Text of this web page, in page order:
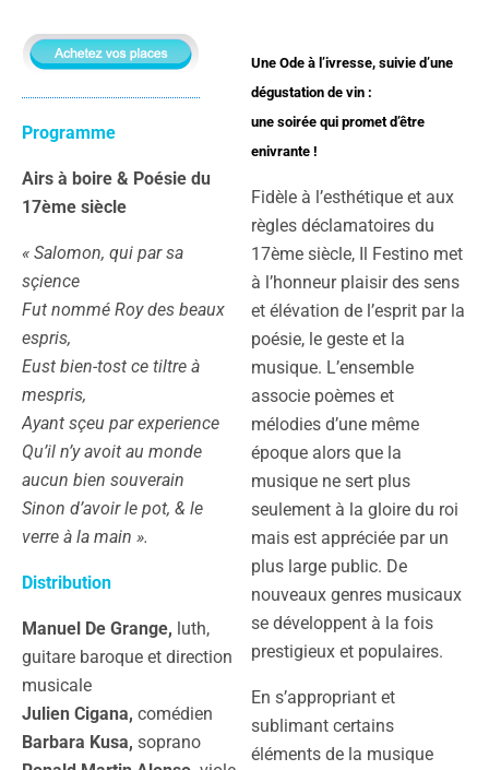
Programme
Airs à boire & Poésie du
17ème siècle
« Salomon, qui par sa
sçience
Fut nommé Roy des beaux
espris,
Eust bien-tost ce tiltre à
mespris,
Ayant sçeu par experience
Qu’il n’y avoit au monde
aucun bien souverain
Sinon d’avoir le pot, & le
verre à la main ».
Distribution
Manuel De Grange, luth,
guitare baroque et direction
musicale
Julien Cigana, comédien
Barbara Kusa, soprano
Une Ode à l’ivresse, suivie d’une
dégustation de vin :
une soirée qui promet d’être
enivrante !
Fidèle à l’esthétique et aux
règles déclamatoires du
17ème siècle, Il Festino met
à l’honneur plaisir des sens
et élévation de l’esprit par la
poésie, le geste et la
musique. L’ensemble
associe poèmes et
mélodies d’une même
époque alors que la
musique ne sert plus
seulement à la gloire du roi
mais est appréciée par un
plus large public. De
nouveaux genres musicaux
se développent à la fois
prestigieux et populaires.
En s’appropriant et
sublimant certains
éléments de la musique